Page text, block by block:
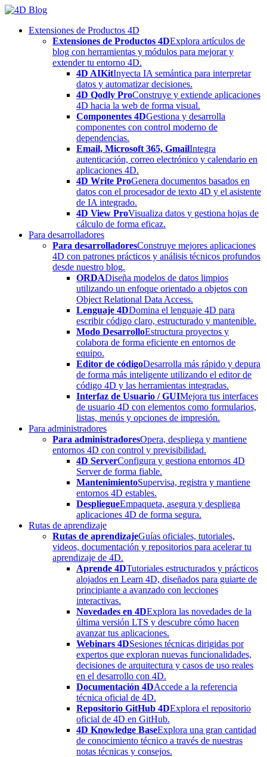
Skip
contentExtensiones de Productos 4D
Extensiones de Productos 4DExplora artículos de
blog con herramientas y módulos para mejorar y
extender tu entorno 4D.
4D AIKitInyecta IA semántica para interpretar
datos y automatizar decisiones.
4D Qodly ProConstruye y extiende aplicaciones
4D hacia la web de forma visual.
Componentes 4DGestiona y desarrolla
componentes con control moderno de
dependencias.
Email, Microsoft 365, GmailIntegra
autenticación, correo electrónico y calendario en
aplicaciones 4D.
4D Write ProGenera documentos basados en
datos con el procesador de texto 4D y el asistente
de IA integrado.
4D View ProVisualiza datos y gestiona hojas de
cálculo de forma eficaz.
Para desarrolladores
Para desarrolladoresConstruye mejores aplicaciones
4D con patrones prácticos y análisis técnicos profundos
desde nuestro blog.
ORDADiseña modelos de datos limpios
utilizando un enfoque orientado a objetos con
Object Relational Data Access.
Lenguaje 4DDomina el lenguaje 4D para
escribir código claro, estructurado y mantenible.
Modo DesarrolloEstructura proyectos y
colabora de forma eficiente en entornos de
equipo.
Editor de códigoDesarrolla más rápido y depura
de forma más inteligente utilizando el editor de
código 4D y las herramientas integradas.
Interfaz de Usuario / GUIMejora tus interfaces
de usuario 4D con elementos como formularios,
listas, menús y opciones de impresión.
Para administradores
Para administradoresOpera, despliega y mantiene
entornos 4D con control y previsibilidad.
4D ServerConfigura y gestiona entornos 4D
Server de forma fiable.
MantenimientoSupervisa, registra y mantiene
entornos 4D estables.
DespliegueEmpaqueta, asegura y despliega
aplicaciones 4D de forma segura.
Rutas de aprendizaje
Rutas de aprendizajeGuías oficiales, tutoriales,
videos, documentación y repositorios para acelerar tu
aprendizaje de 4D.
Aprende 4DTutoriales estructurados y prácticos
alojados en Learn 4D, diseñados para guiarte de
principiante a avanzado con lecciones
interactivas.
Novedades en 4DExplora las novedades de la
última versión LTS y descubre cómo hacen
avanzar tus aplicaciones.
Webinars 4DSesiones técnicas dirigidas por
expertos que exploran nuevas funcionalidades,
decisiones de arquitectura y casos de uso reales
en el desarrollo con 4D.
Documentación 4DAccede a la referencia
técnica oficial de 4D.
Repositorio GitHub 4DExplora el repositorio
oficial de 4D en GitHub.
4D Knowledge BaseExplora una gran cantidad
de conocimiento técnico a través de nuestras
notas técnicas y consejos.